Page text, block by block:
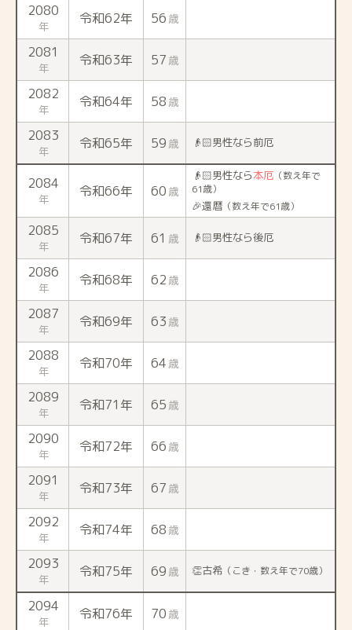
2080
年 令和62年 56 歳
2081
年 令和63年 57 歳
2082
年 令和64年 58 歳
2083
年 令和65年 59 歳 👴🏻男性なら前厄
2084
年 令和66年 60 歳
👴🏻男性なら本厄（数え年で
61歳）
🎉還暦（数え年で61歳）
2085
年 令和67年 61 歳 👴🏻男性なら後厄
2086
年 令和68年 62 歳
2087
年 令和69年 63 歳
2088
年 令和70年 64 歳
2089
年 令和71年 65 歳
2090
年 令和72年 66 歳
2091
年 令和73年 67 歳
2092
年 令和74年 68 歳
2093
年 令和75年 69 歳 👏古希（こき・数え年で70歳）
2094
年 令和76年 70 歳